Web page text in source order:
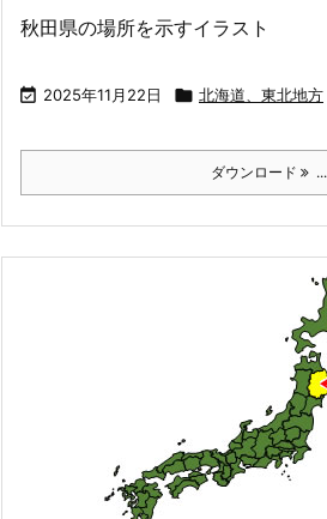
秋田県の場所を示すイラスト
 2025年11月22日  北海道、東北地方
ダウンロード ...